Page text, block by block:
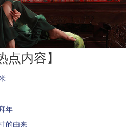
点内容】
年
的由来